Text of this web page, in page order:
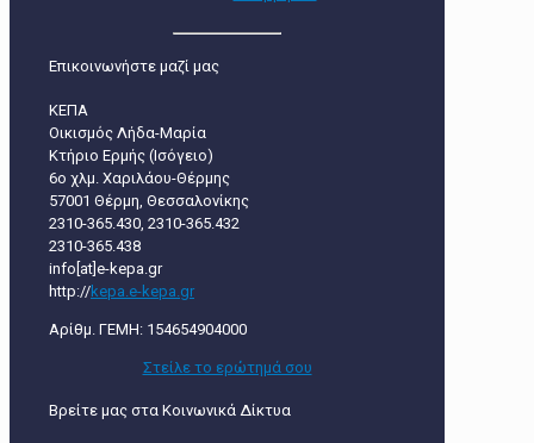
Επικοινωνήστε μαζί μας
ΚΕΠΑ
Οικισμός Λήδα-Μαρία
Κτήριο Ερμής (Ισόγειο)
6ο χλμ. Χαριλάου-Θέρμης
57001 Θέρμη, Θεσσαλονίκης
2310-365.430, 2310-365.432
2310-365.438
info[at]e-kepa.gr
http://kepa.e-kepa.gr
Αρίθμ. ΓΕΜΗ: 154654904000
Στείλε τo ερώτημά σου
Βρείτε μας στα Κοινωνικά Δίκτυα